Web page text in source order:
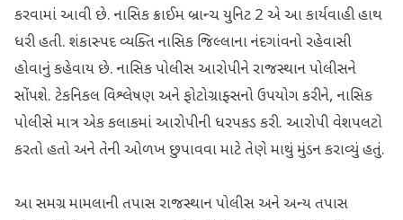
કરવામાં આવી છે. નાસિક ક્રાઈમ બ્રાન્ચ યુનિટ 2 એ આ કાર્યવાહી હાથ
ધરી હતી. શંકાસ્પદ વ્યક્તિ નાસિક જિલ્લાના નંદગાંવનો રહેવાસી
હોવાનું કહેવાય છે. નાસિક પોલીસ આરોપીને રાજસ્થાન પોલીસને
સોંપશે. ટેકનિકલ વિશ્લેષણ અને ફોટોગ્રાફ્સનો ઉપયોગ કરીને, નાસિક
પોલીસે માત્ર એક કલાકમાં આરોપીની ધરપકડ કરી. આરોપી વેશપલટો
કરતો હતો અને તેની ઓળખ છુપાવવા માટે તેણે માથું મુંડન કરાવ્યું હતું.
આ સમગ્ર મામલાની તપાસ રાજસ્થાન પોલીસ અને અન્ય તપાસ